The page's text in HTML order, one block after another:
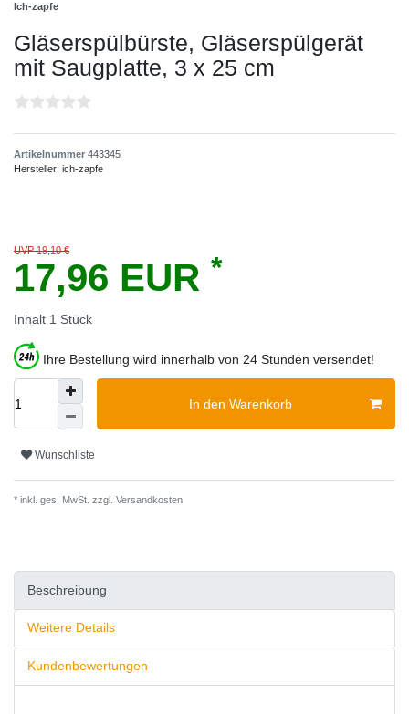
Ich-zapfe
Gläserspülbürste, Gläserspülgerät
mit Saugplatte, 3 x 25 cm
Artikelnummer 443345
Hersteller: ich-zapfe
UVP 19,10 €
17,96 EUR *
Inhalt 1 Stück
Ihre Bestellung wird innerhalb von 24 Stunden versendet!
In den Warenkorb
Wunschliste
* inkl. ges. MwSt. zzgl. Versandkosten
Beschreibung
Weitere Details
Kundenbewertungen